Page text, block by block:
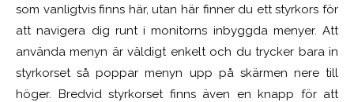
som vanligtvis finns här, utan här finner du ett styrkors för
att navigera dig runt i monitorns inbyggda menyer. Att
använda menyn är väldigt enkelt och du trycker bara in
styrkorset så poppar menyn upp på skärmen nere till
höger. Bredvid styrkorset finns även en knapp för att